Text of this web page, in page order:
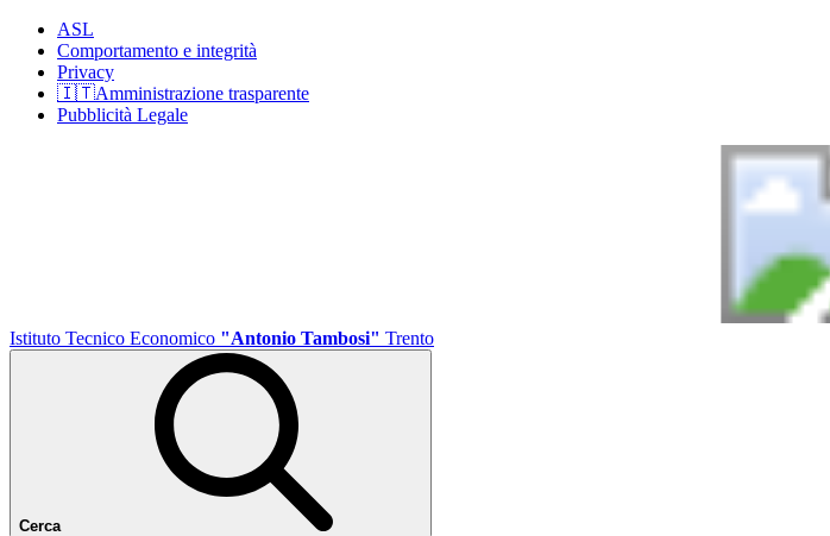
ASL
Comportamento e integrità
Privacy
🇮🇹Amministrazione trasparente
Pubblicità Legale
Istituto Tecnico Economico "Antonio Tambosi" Trento
Cerca